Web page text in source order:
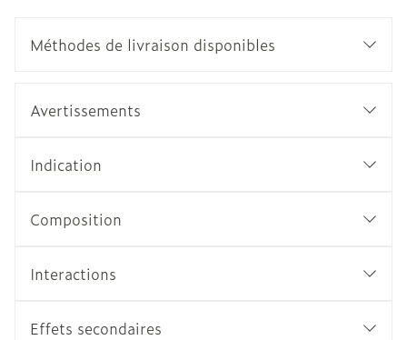
Méthodes de livraison disponibles
Avertissements
Indication
Composition
Interactions
Effets secondaires